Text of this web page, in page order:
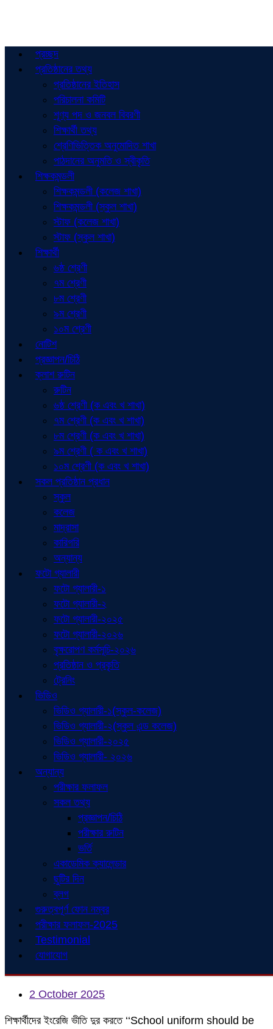
প্রচ্ছদ
প্রতিষ্ঠানের তথ্য
প্রতিষ্ঠানের ইতিহাস
পরিচালনা কমিটি
শূণ্য পদ ও জনবল বিবরণী
শিক্ষার্থী তথ্য
শ্রেণিভিত্তিক অনুমোদিত শাখা
পাঠদানের অনুমতি ও স্বীকৃতি
শিক্ষকমন্ডলী
শিক্ষকমন্ডলী (কলেজ শাখা)
শিক্ষকমন্ডলী (স্কুল শাখা)
স্টাফ (কলেজ শাখা)
স্টাফ (স্কুল শাখা)
শিক্ষার্থী
৬ষ্ঠ শ্রেণী
৭ম শ্রেণী
৮ম শ্রেণী
৯ম শ্রেণী
১০ম শ্রেণী
নোটিশ
প্রজ্ঞাপন/চিঠি
ক্লাশ রুটিন
রুটিন
৬ষ্ঠ শ্রেণী (ক এবং খ শাখা)
৭ম শ্রেণী (ক এবং খ শাখা)
৮ম শ্রেণী (ক এবং খ শাখা)
৯ম শ্রেণী ( ক এবং খ শাখা)
১০ম শ্রেণী (ক এবং খ শাখা)
সকল প্রতিষ্ঠান প্রধান
স্কুল
কলেজ
মাদ্রাসা
কারিগরি
অন্যান্য
ফটো গ্যালারী
ফটো গ্যালারী-১
ফটো গ্যালারী-২
ফটো গ্যালারী-২০২৫
ফটো গ্যালারী-২০২৬
বৃক্ষরোপণ কর্মসূচি-২০২৬
প্রতিষ্ঠান ও প্রকৃতি
ট্রেনিং
ভিডিও
ভিডিও গ্যালারী-১(স্কুল-কলেজ)
ভিডিও গ্যালারী-২(স্কুল এন্ড কলেজ)
ভিডিও গ্যালারী-২০২৫
ভিডিও গ্যালারী- ২০২৬
অন্যান্য
পরীক্ষার ফলাফল
সকল তথ্য
প্রজ্ঞাপন/চিঠি
পরীক্ষার রুটিন
ভর্তি
একাডেমিক ক্যালেন্ডার
ছুটির দিন
ব্লগ
গুরুত্বপূর্ণ ফোন নম্বর
পরীক্ষার ফলাফল-2025
Testimonial
যোগাযোগ
2 October 2025
শিক্ষার্থীদের ইংরেজি ভীতি দুর করতে ‘‘School uniform should be